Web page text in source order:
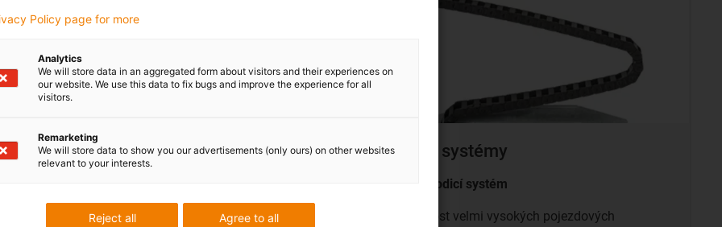
V případě vysokého bočního
guidelok slimline P
Vodicí systémy
klikatý vodicí systém
Možnost velmi vysokých pojezdových
Policy page for more
Analytics
We will store data in an aggregated form about visitors and their experiences on
our website. We use this data to fix bugs and improve the experience for all
visitors.
Remarketing
We will store data to show you our advertisements (only ours) on other websites
relevant to your interests.
Agree to all
Reject all